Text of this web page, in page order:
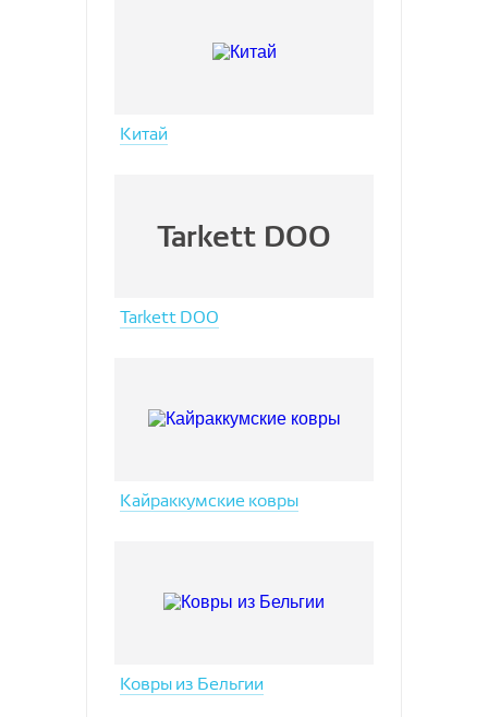
Китай
Tarkett DOO
Tarkett DOO
Кайраккумские ковры
Ковры из Бельгии